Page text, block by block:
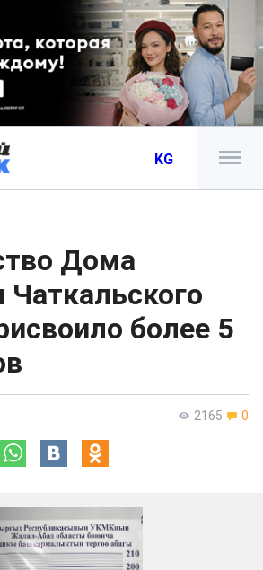
KG
Дома
Чаткальского
более 5
2165 0